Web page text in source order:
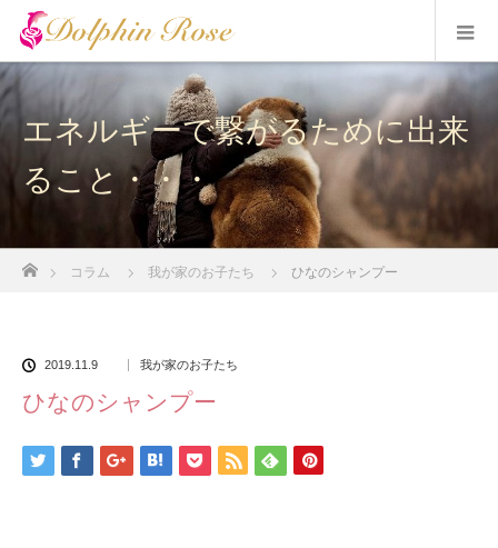
エネルギーで繋がるために出来
ること・・・
コラム 我が家のお子たち ひなのシャンプー
2019.11.9 我が家のお子たち
ひなのシャンプー